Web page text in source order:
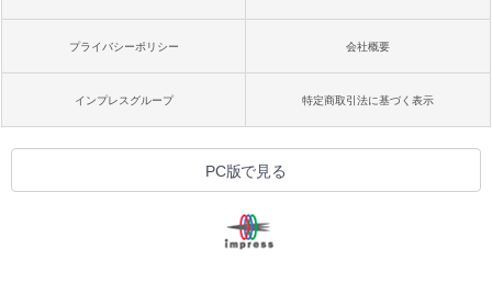
プライバシーポリシー 会社概要
インプレスグループ 特定商取引法に基づく表示
PC版で見る